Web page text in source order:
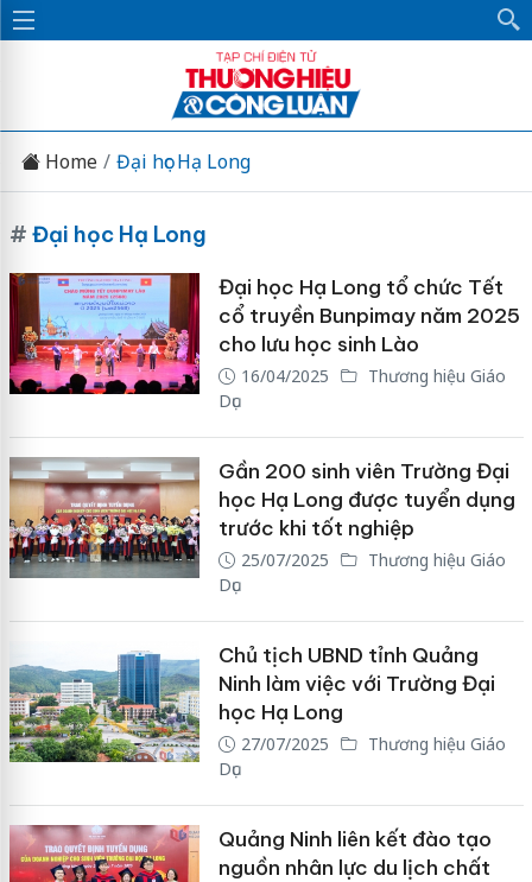
Home Đại học Hạ Long
# Đại học Hạ Long
Đại học Hạ Long tổ chức Tết
cổ truyền Bunpimay năm 2025
cho lưu học sinh Lào
16/04/2025
Thương hiệu Giáo
Dục
Gần 200 sinh viên Trường Đại
học Hạ Long được tuyển dụng
trước khi tốt nghiệp
25/07/2025
Thương hiệu Giáo
Dục
Chủ tịch UBND tỉnh Quảng
Ninh làm việc với Trường Đại
học Hạ Long
27/07/2025
Thương hiệu Giáo
Dục
Quảng Ninh liên kết đào tạo
nguồn nhân lực du lịch chất